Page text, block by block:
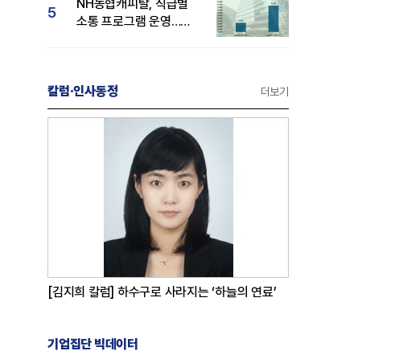
5
NH농협캐피탈, 직급별
소통 프로그램 운영…
칼럼·인사동정 더보기
[김지희 칼럼] 하수구로 사라지는 ‘하늘의 연료’
기업집단 빅데이터